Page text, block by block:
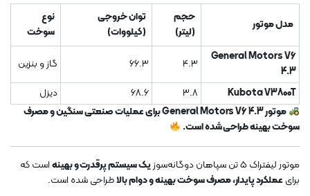
مدل موتور
حجم
(لیتر)
توان خروجی
(کیلووات)
نوع
سوخت
General Motors V6
4.3
4.3
66.3
گاز و بنزین
Kubota V3800T
3.8
68.6
دیزل
موتور General Motors V6 4.3 برای عملیات صنعتی سنگین و مصرف
سوخت بهینه طراحی شده است.
موتور لیفتراک 5 تن سپاهان دوگانه‌سوز یک سیستم پرقدرت و بهینهاست که
برای عملکرد پایدار، مصرف سوخت بهینه و دوام بالاطراحی شده است.